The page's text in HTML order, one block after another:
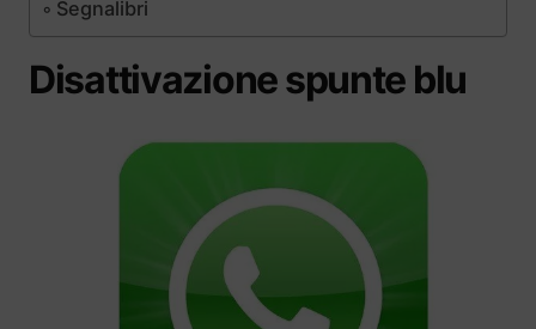
Segnalibri
Disattivazione spunte blu